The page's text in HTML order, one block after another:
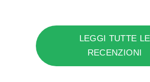
LEGGI TUTTE LE
RECENZIONI